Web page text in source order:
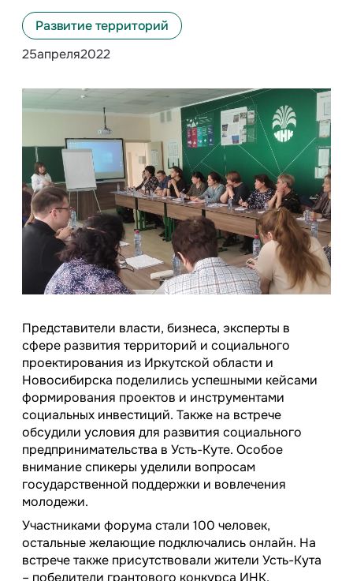
Развитие территорий
25апреля2022
Представители власти, бизнеса, эксперты в
сфере развития территорий и социального
проектирования из Иркутской области и
Новосибирска поделились успешными кейсами
формирования проектов и инструментами
социальных инвестиций. Также на встрече
обсудили условия для развития социального
предпринимательства в Усть-Куте. Особое
внимание спикеры уделили вопросам
государственной поддержки и вовлечения
молодежи.
Участниками форума стали 100 человек,
остальные желающие подключались онлайн. На
встрече также присутствовали жители Усть-Кута
– победители грантового конкурса ИНК.